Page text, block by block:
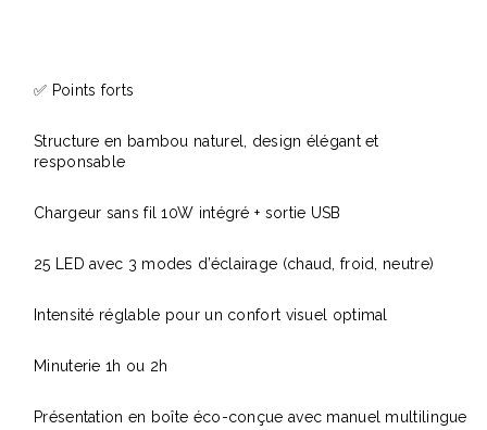
✅ Points forts
Structure en bambou naturel, design élégant et
responsable
Chargeur sans fil 10W intégré + sortie USB
25 LED avec 3 modes d’éclairage (chaud, froid, neutre)
Intensité réglable pour un confort visuel optimal
Minuterie 1h ou 2h
Présentation en boîte éco-conçue avec manuel multilingue